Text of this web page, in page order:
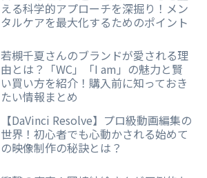
える科学的アプローチを深掘り！メン
タルケアを最大化するためのポイント
若槻千夏さんのブランドが愛される理
由とは？「WC」「I am」の魅力と賢
い買い方を紹介！購入前に知っておき
たい情報まとめ
【DaVinci Resolve】プロ級動画編集の
世界！初心者でも心動かされる始めて
の映像制作の秘訣とは？